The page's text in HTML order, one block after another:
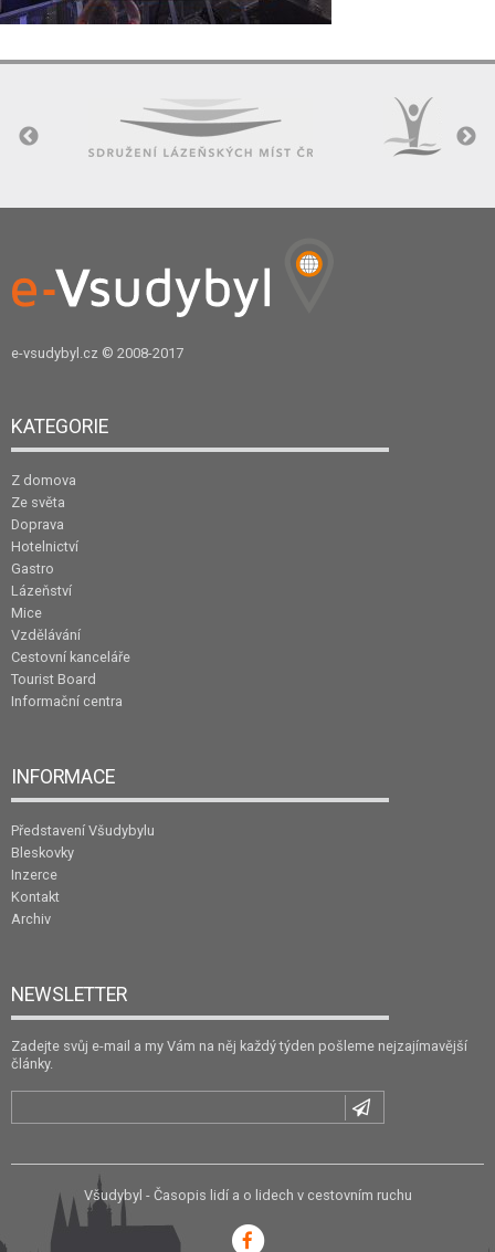
e-vsudybyl.cz © 2008-2017
KATEGORIE
Z domova
Ze světa
Doprava
Hotelnictví
Gastro
Lázeňství
Mice
Vzdělávání
Cestovní kanceláře
Tourist Board
Informační centra
INFORMACE
Představení Všudybylu
Bleskovky
Inzerce
Kontakt
Archiv
NEWSLETTER
Zadejte svůj e-mail a my Vám na něj každý týden pošleme nejzajímavější
články.
Všudybyl - Časopis lidí a o lidech v cestovním ruchu